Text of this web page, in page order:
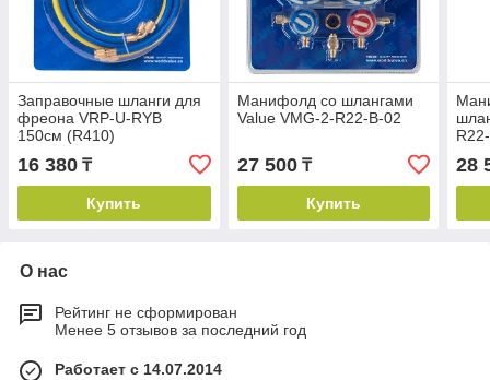
Заправочные шланги для
фреона VRP-U-RYB
150см (R410)
16 380 ₸
Купить
Манифолд со шлангами
Value VMG-2-R22-B-02
27 500₸
Купить
28
О нас
Рейтинг не сформирован
Менее 5 отзывов за последний год
Работает с 14.07.2014